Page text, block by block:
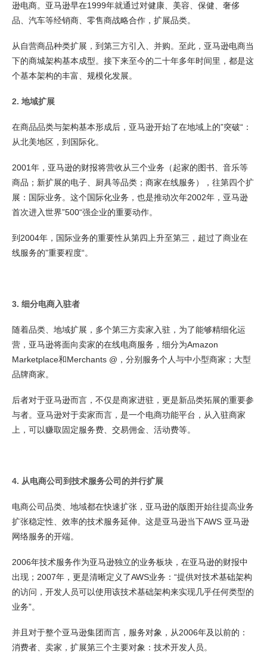
逊电商。亚马逊早在1999年就通过对健康、美容、保健、奢侈
品、汽车等经销商、零售商战略合作，扩展品类。
从自营商品种类扩展，到第三方引入、并购。至此，亚马逊电商当
下的商城架构基本成型。接下来至今的二十年多年时间里，都是这
个基本架构的丰富、规模化发展。
2. 地域扩展
在商品品类与架构基本形成后，亚马逊开始了在地域上的”突破“：
从北美地区，到国际化。
2001年，亚马逊的财报将营收从三个业务（起家的图书、音乐等
商品；新扩展的电子、厨具等品类；商家在线服务），往第四个扩
展：国际业务。这个国际化业务，也是推动次年2002年，亚马逊
首次进入世界”500“强企业的重要动作。
到2004年，国际业务的重要性从第四上升至第三，超过了商业在
线服务的”重要程度“。
3. 细分电商入驻者
随着品类、地域扩展，多个第三方卖家入驻，为了能够精细化运
营，亚马逊将面向卖家的在线电商服务，细分为Amazon
Marketplace和Merchants @，分别服务个人与中小型商家；大型
品牌商家。
后者对于亚马逊而言，不仅是商家进驻，更是新品类拓展的重要参
与者。亚马逊对于卖家而言，是一个电商功能平台，从入驻商家
上，可以赚取固定服务费、交易佣金、活动费等。
4. 从电商公司到技术服务公司的并行扩展
电商公司品类、地域都在快速扩张，亚马逊的版图开始往提高业务
扩张稳定性、效率的技术服务延伸。这是亚马逊当下AWS 亚马逊
网络服务的开端。
2006年技术服务作为亚马逊独立的业务板块，在亚马逊的财报中
出现；2007年，更是清晰定义了AWS业务：“提供对技术基础架构
的访问，开发人员可以使用该技术基础架构来实现几乎任何类型的
业务”。
并且对于整个亚马逊集团而言，服务对象，从2006年及以前的：
消费者、卖家，扩展第三个主要对象：技术开发人员。